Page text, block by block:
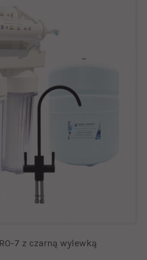
7 z czarną wylewką